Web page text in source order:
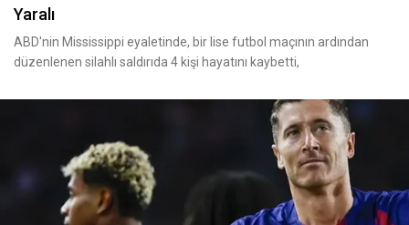
Yaralı
ABD'nin Mississippi eyaletinde, bir lise futbol maçının ardından
düzenlenen silahlı saldırıda 4 kişi hayatını kaybetti,